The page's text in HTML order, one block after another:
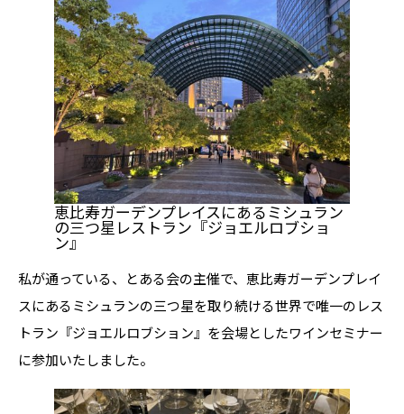
恵比寿ガーデンプレイスにあるミシュラン
の三つ星レストラン『ジョエルロブショ
ン』
私が通っている、とある会の主催で、恵比寿ガーデンプレイ
スにあるミシュランの三つ星を取り続ける世界で唯一のレス
トラン『ジョエルロブション』を会場としたワインセミナー
に参加いたしました。